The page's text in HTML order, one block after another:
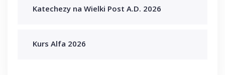
Katechezy na Wielki Post A.D. 2026
Kurs Alfa 2026